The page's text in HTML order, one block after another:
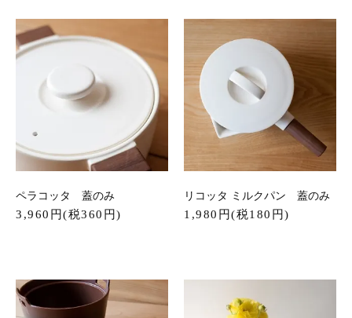
ペラコッタ 蓋のみ
3,960円(税360円)
リコッタ ミルクパン 蓋のみ
1,980円(税180円)